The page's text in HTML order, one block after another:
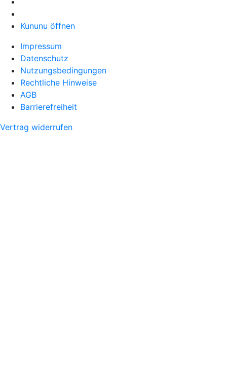
Kununu öffnen
Impressum
Datenschutz
Nutzungsbedingungen
Rechtliche Hinweise
AGB
Barrierefreiheit
Vertrag widerrufen